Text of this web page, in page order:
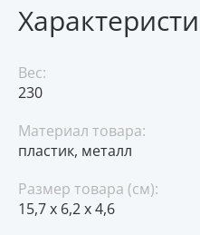
Вес:
230
Материал товара:
пластик, металл
Размер товара (см):
15,7 x 6,2 x 4,6